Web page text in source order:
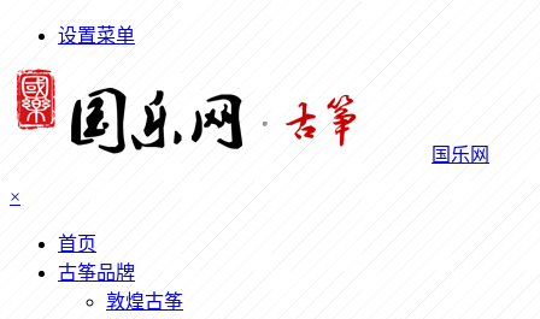
设置菜单
国乐网
×
首页
古筝品牌
敦煌古筝